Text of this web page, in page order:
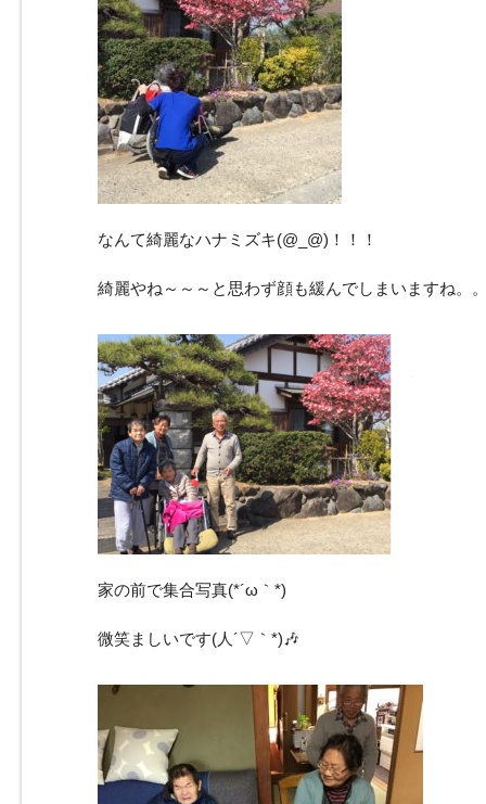
なんて綺麗なハナミズキ(@_@)！！！
綺麗やね～～～と思わず顔も緩んでしまいますね。
家の前で集合写真(*´ω｀*)
微笑ましいです(人´▽｀*)🎶